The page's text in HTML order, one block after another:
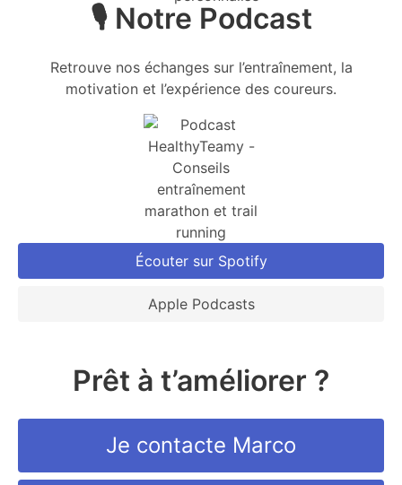
🎙️ Notre Podcast
Retrouve nos échanges sur l’entraînement, la
motivation et l’expérience des coureurs.
Écouter sur Spotify
Apple Podcasts
Prêt à t’améliorer ?
Je contacte Marco